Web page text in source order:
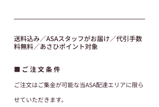
送料込み／ASAスタッフがお届け／代引手数
料無料／あさひポイント対象
■ ご 注 文 条 件
ご注文はご集金が可能な当ASA配達エリアに限ら
せていただきます。